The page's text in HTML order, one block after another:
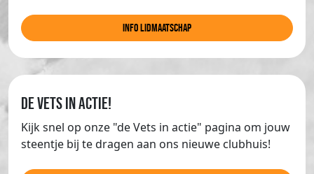
info lidmaatschap
de Vets in actie!
Kijk snel op onze "de Vets in actie" pagina om jouw
steentje bij te dragen aan ons nieuwe clubhuis!